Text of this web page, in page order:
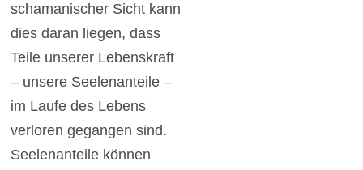
schamanischer Sicht kann
dies daran liegen, dass
Teile unserer Lebenskraft
– unsere Seelenanteile –
im Laufe des Lebens
verloren gegangen sind.
Seelenanteile können